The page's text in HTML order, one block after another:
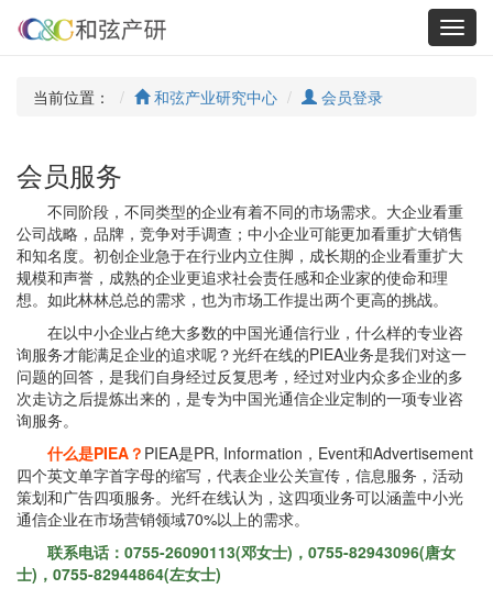
当前位置： 和弦产业研究中心 会员登录
会员服务
不同阶段，不同类型的企业有着不同的市场需求。大企业看重
公司战略，品牌，竞争对手调查；中小企业可能更加看重扩大销售
和知名度。初创企业急于在行业内立住脚，成长期的企业看重扩大
规模和声誉，成熟的企业更追求社会责任感和企业家的使命和理
想。如此林林总总的需求，也为市场工作提出两个更高的挑战。
在以中小企业占绝大多数的中国光通信行业，什么样的专业咨
询服务才能满足企业的追求呢？光纤在线的PIEA业务是我们对这一
问题的回答，是我们自身经过反复思考，经过对业内众多企业的多
次走访之后提炼出来的，是专为中国光通信企业定制的一项专业咨
询服务。
什么是PIEA？ PIEA是PR, Information，Event和Advertisement
四个英文单字首字母的缩写，代表企业公关宣传，信息服务，活动
策划和广告四项服务。光纤在线认为，这四项业务可以涵盖中小光
通信企业在市场营销领域70%以上的需求。
联系电话：0755-26090113(邓女士)，0755-82943096(唐女
士)，0755-82944864(左女士)